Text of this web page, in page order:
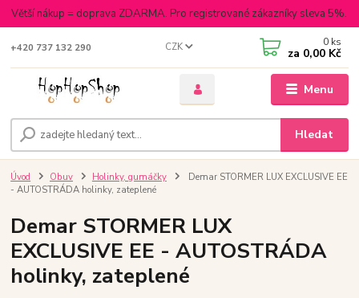
Větší nákup = doprava ZDARMA. Pro registrované zákazníky sleva 5%.
Menu
CZK
Hledat
+420 737 132 290 0 ks
za 0,00 Kč
Úvod Obuv Holinky, gumáčky
Demar STORMER LUX EXCLUSIVE EE
- AUTOSTRÁDA holinky, zateplené
Demar STORMER LUX
EXCLUSIVE EE - AUTOSTRÁDA
holinky, zateplené